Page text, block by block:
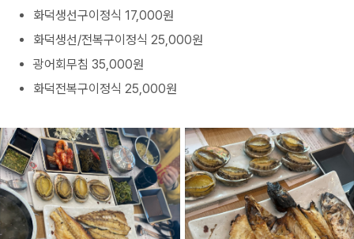
화덕생선구이정식 17,000원
화덕생선/전복구이정식 25,000원
광어회무침 35,000원
화덕전복구이정식 25,000원